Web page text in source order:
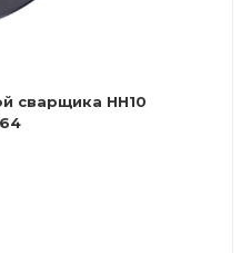
сварщика НН10